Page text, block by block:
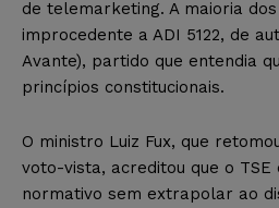
de telemarketing. A maioria
improcedente a ADI 5122, de
Avante), partido que entendia
princípios constitucionais.
O ministro Luiz Fux, que
voto-vista, acreditou que o TSE
normativo sem extrapolar ao